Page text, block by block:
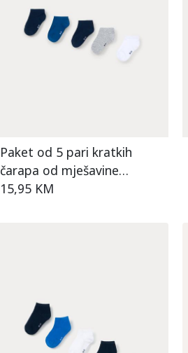
Paket od 5 pari kratkih
čarapa od mješavine
pamuka za dječake
15,95 KM